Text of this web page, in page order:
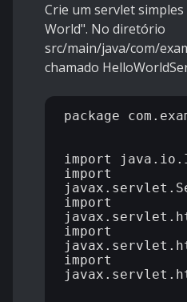
Crie um servlet
World". No diretório
src/main/java/com/
chamado
package
import
import
import
import
import